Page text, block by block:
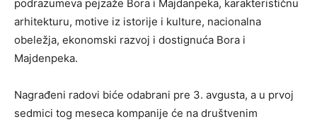
podrazumeva pejzaže Bora i Majdanpeka, karakterističnu
arhitekturu, motive iz istorije i kulture, nacionalna
obeležja, ekonomski razvoj i dostignuća Bora i
Majdenpeka.
Nagrađeni radovi biće odabrani pre 3. avgusta, a u prvoj
sedmici tog meseca kompanije će na društvenim